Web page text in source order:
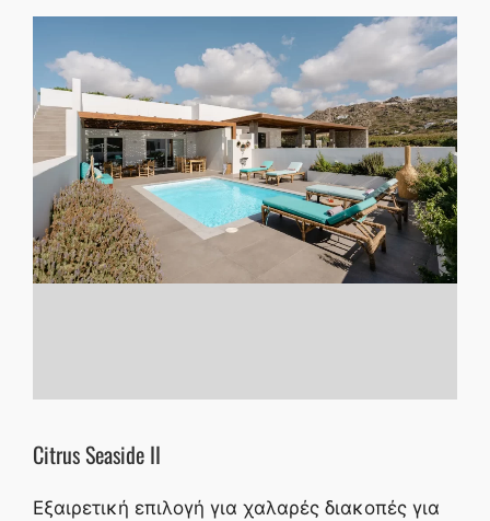
Citrus Seaside II
Εξαιρετική επιλογή για χαλαρές διακοπές για